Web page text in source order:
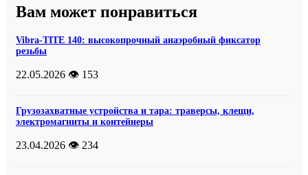
Вам может понравиться
Vibra-TITE 140: высокопрочный анаэробный фиксатор
резьбы
22.05.2026 👁️ 153
Грузозахватные устройства и тара: траверсы, клещи,
электромагниты и контейнеры
23.04.2026 👁️ 234